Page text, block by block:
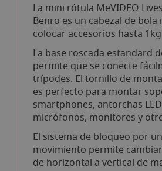
La mini rótula MeVIDEO
Benro es un cabezal de bola
colocar accesorios hasta
La base roscada estandard
permite que se conecte
trípodes. El tornillo de
es perfecto para montar
smartphones, antorchas
micrófonos, monitores y
El sistema de bloqueo por
movimiento permite
de horizontal a vertical de